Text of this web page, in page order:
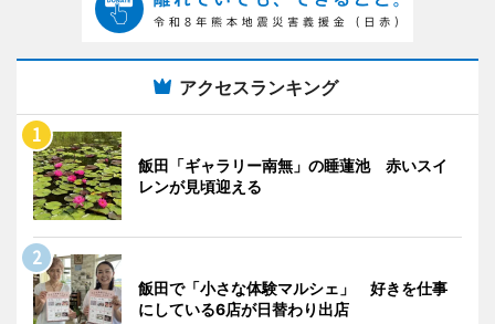
アクセスランキング
飯田「ギャラリー南無」の睡蓮池 赤いスイ
レンが見頃迎える
飯田で「小さな体験マルシェ」 好きを仕事
にしている6店が日替わり出店